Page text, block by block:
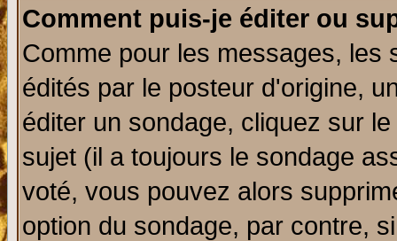
Comment puis-je éditer ou
Comme pour les messages, les
édités par le posteur d'origine,
éditer un sondage, cliquez sur
sujet (il a toujours le sondage
voté, vous pouvez alors
option du sondage, par contre,